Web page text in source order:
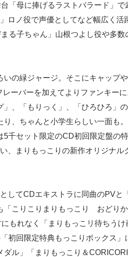
「母に捧げるラストバラード」で
ロノ役で声優としてなど幅広く活
る子ちゃん」山根つよし役や多数
の緑ジャージ。そこにキャップ
ーバーを加えてよりファンキー
、「もりっく」、「ひろひろ」
、ちゃんと小学生らしい一面も
千セット限定のCD初回限定盤の
、まりもっこりの新作オリジナル
してCDエキストラに同曲のPVと
「こりこりまりもっこり おどり
もれなく「まりもっこリ待ちうけ
初回限定特典もっこりボックス」
ル」「まりもっこり＆